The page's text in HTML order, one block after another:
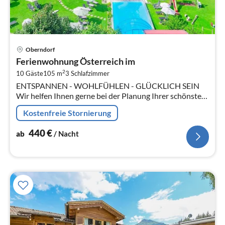
Oberndorf
Ferienwohnung Österreich im
10 Gäste105 m23 Schlafzimmer
ENTSPANNEN - WOHLFÜHLEN - GLÜCKLICH SEIN
Wir helfen Ihnen gerne bei der Planung Ihrer schönsten
Tage im Jahr.
Kostenfreie Stornierung
ab 440€/ Nacht